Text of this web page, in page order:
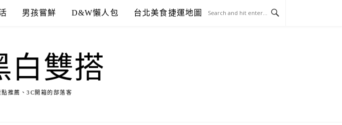
男孩嘗鮮 D&W懶人包 台北美食捷運地圖
白雙搭
推薦、3C開箱的部落客